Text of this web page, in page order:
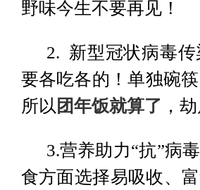
野味今生不要再见！
2. 新型冠状病毒
要各吃各的！单独碗
所以 团年饭就算了 ，
3.营养助力“抗”病
食方面选择易吸收、